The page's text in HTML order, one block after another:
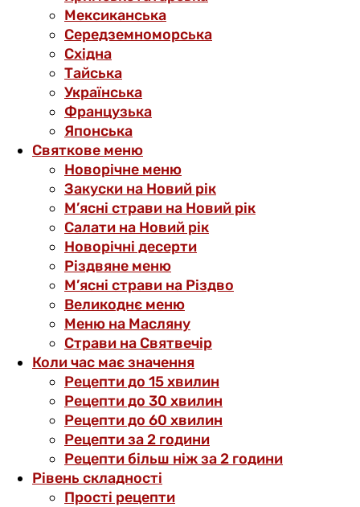
Мексиканська
Середземноморська
Східна
Тайська
Українська
Французька
Японська
Святкове меню
Новорічне меню
Закуски на Новий рік
М’ясні страви на Новий рік
Салати на Новий рік
Новорічні десерти
Різдвяне меню
М’ясні страви на Різдво
Великоднє меню
Меню на Масляну
Страви на Святвечір
Коли час має значення
Рецепти до 15 хвилин
Рецепти до 30 хвилин
Рецепти до 60 хвилин
Рецепти за 2 години
Рецепти більш ніж за 2 години
Рівень складності
Прості рецепти